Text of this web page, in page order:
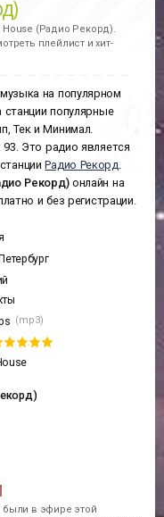
House (Радио Рекорд).
плейлист и хит-
на популярном
популярные
Тек и Минимал.
Это радио является
Радио Рекорд
Рекорд) онлайн на
и без регистрации.
(mp3)
были в эфире этой